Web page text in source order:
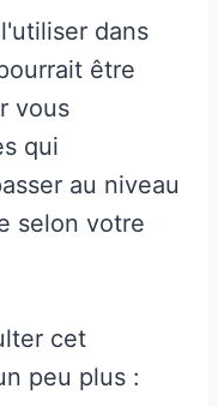
dans
être
vous
qui
au niveau
selon votre
cet
peu plus :